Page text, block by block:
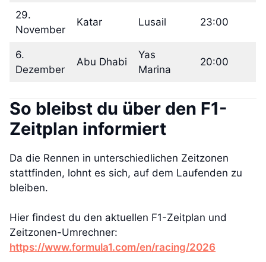
29.
November
Katar Lusail 23:00
6.
Dezember
Abu Dhabi
Yas
Marina
20:00
So bleibst du über den F1-
Zeitplan informiert
Da die Rennen in unterschiedlichen Zeitzonen
stattfinden, lohnt es sich, auf dem Laufenden zu
bleiben.
Hier findest du den aktuellen F1-Zeitplan und
Zeitzonen-Umrechner:
https://www.formula1.com/en/racing/2026